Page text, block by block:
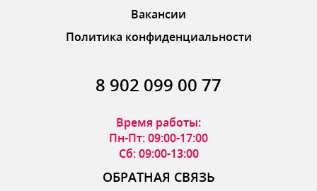
Вакансии
Политика конфиденциальности
8 902 099 00 77
Время работы:
Пн-Пт: 09:00-17:00
Сб: 09:00-13:00
ОБРАТНАЯ СВЯЗЬ